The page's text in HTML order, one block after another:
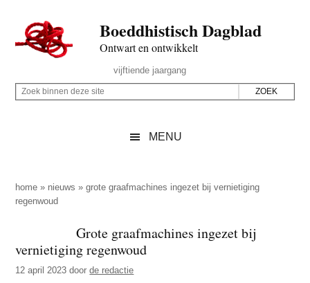
naar
de
inhoud
secondary
naar
de
sidebar
naar
de
Boeddhistisch Dagblad
Ontwart en ontwikkelt
Rechts
vijftiende jaargang
Z
p
d
z
e
Z
i
n
n
d
MENU
home » nieuws »grote graafmachines ingezet bij vernietiging
regenwoud
Grote graafmachines ingezet bij
vernietiging regenwoud
12 april 2023 doorde redactie